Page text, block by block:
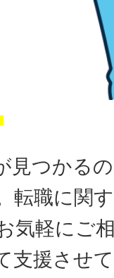
見つかる
転職に関
気軽にご
支援させ